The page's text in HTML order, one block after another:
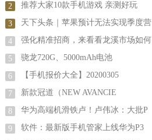
2 推荐大家10款手机游戏 亲测好玩
3 天下头条｜苹果预计无法实现季度营
4 强化精准招商，来看看龙溪市场如何
5 骁龙720G、5000mAh电池
6 【手机报价大全】20200305
7 新款冠道（NEW AVANCIE
8 华为高端机滑铁卢！卢伟冰：大批P
9 软件：最新版手机管家上线华为P3